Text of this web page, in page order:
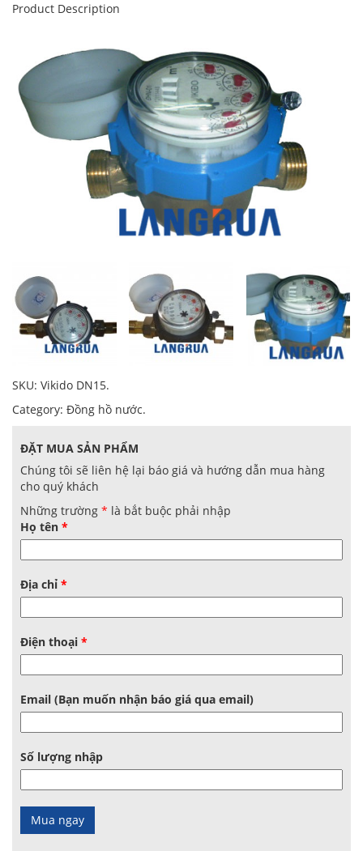
Product Description
SKU: Vikido DN15.
Category: Đồng hồ nước.
ĐẶT MUA SẢN PHẨM
Chúng tôi sẽ liên hệ lại báo giá và hướng dẫn mua hàng
cho quý khách
Những trường * là bắt buộc phải nhập
Họ tên *
Địa chỉ *
Điện thoại *
Email (Bạn muốn nhận báo giá qua email)
Số lượng nhập